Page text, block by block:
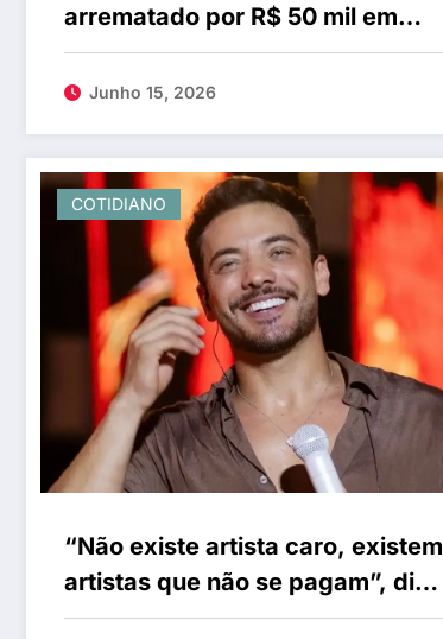
arrematado por R$ 50 mil em
leilão da paróquia de
Quixeramobim
Junho 15, 2026
COTIDIANO
“Não existe artista caro, existem
artistas que não se pagam”, diz
Safadão após críticas